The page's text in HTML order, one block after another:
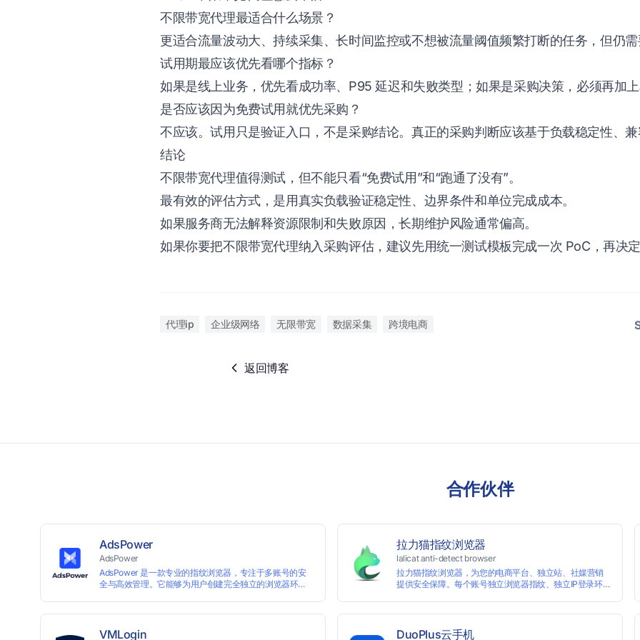
不限带宽代理最适合什么场景？
更适合流量波动大、持续采集、长时间监控或不想被流量阈值频繁打断的任务，但仍
试用期最应该优先看哪个指标？
如果是线上业务，优先看成功率、P95 延迟和失败类型；如果是采购决策，必须再加
是否应该因为免费试用就优先采购？
不应该。试用只是验证入口，不是采购结论。真正的采购判断应该基于负载稳定性、
结论
不限带宽代理值得测试，但不能只看“免费试用”和“跑通了没有”。
最有效的评估方式，是用真实负载验证稳定性、边界条件和单位完成成本。
如果服务商无法解释资源限制和失败原因，长期维护风险通常偏高。
如果你要把不限带宽代理纳入采购评估，建议先用统一测试模板完成一次 PoC，再决
代理ip 企业级网络 无限带宽 数据采集 跨境电商
返回博客
合作伙伴
AdsPower
AdsPower
AdsPower 是一款专业的指纹浏览器，专注于多账号的安
全与高效管理。它能够为用户创建完全独立的浏览器环
拉力猫指纹浏览器
lalicat anti-detect browser
拉力猫指纹浏览器，为您的电商平台、独立站、社媒营销
提供安全保障。每个账号独立浏览器指纹、独立IP登录环
VMLogin DuoPlus云手机